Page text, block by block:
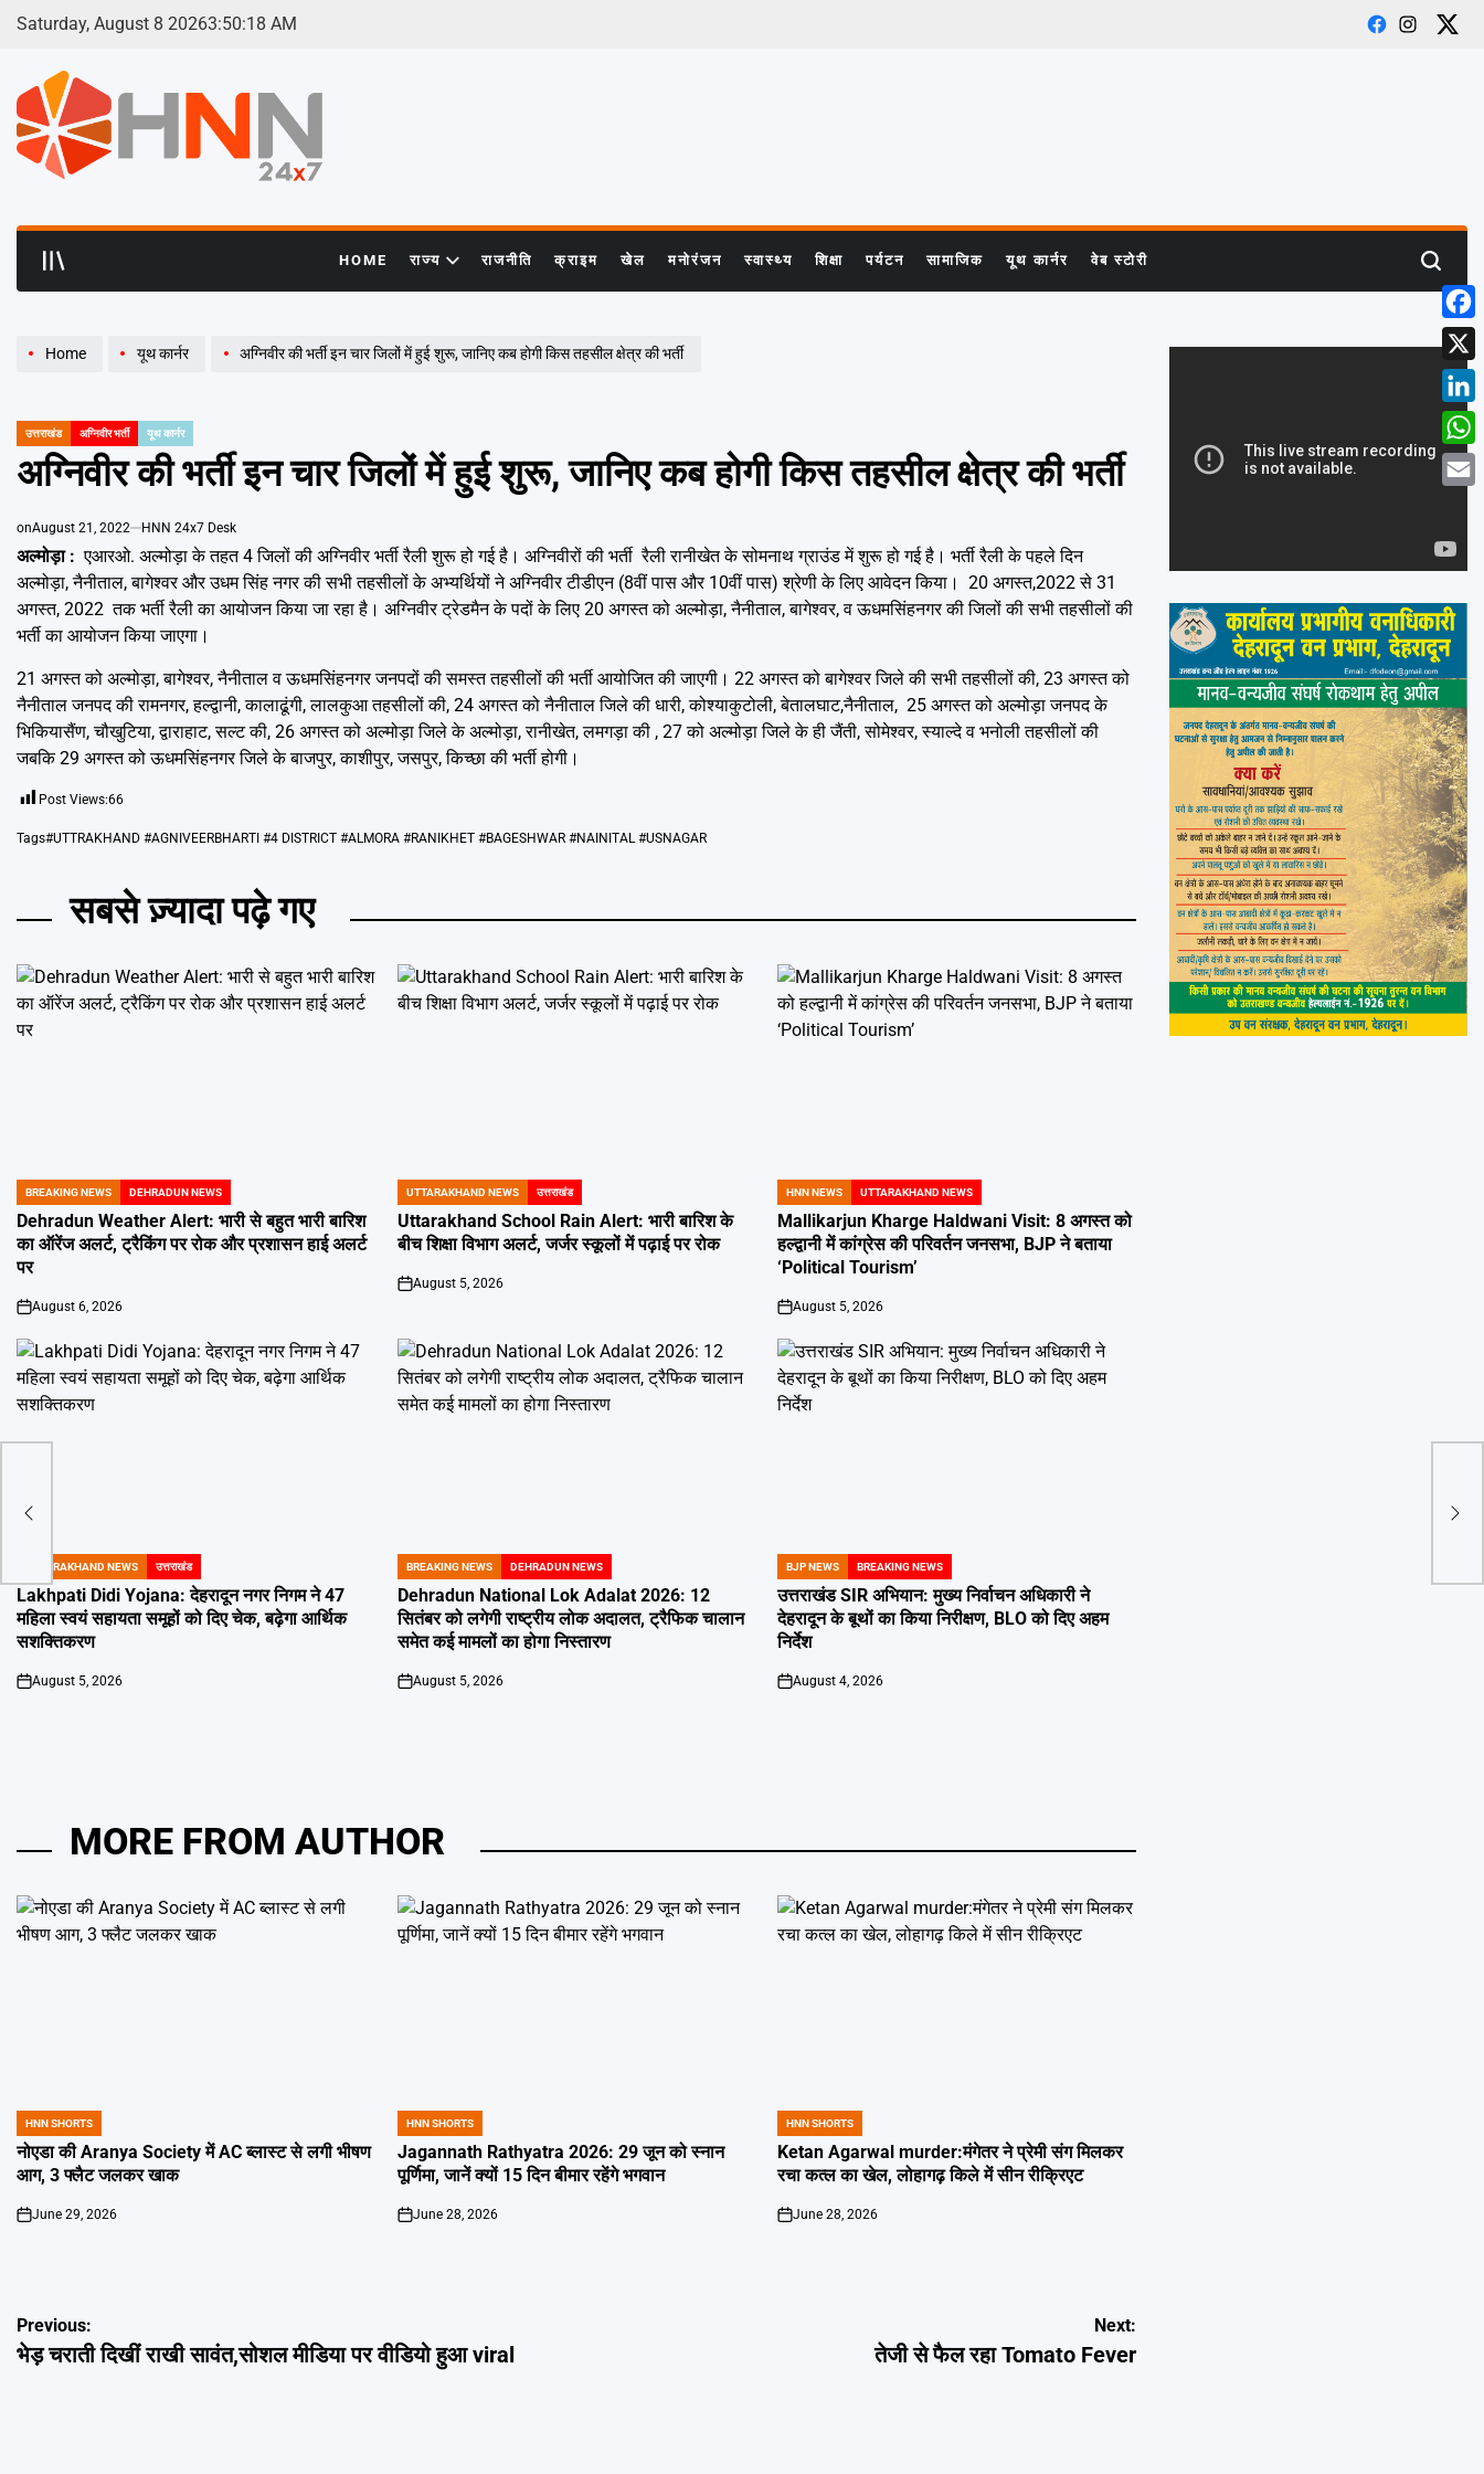
Skip
Saturday, August 8 20263:50:19 AM
FacebookX
HOME राज्य राजनीति क्राइम खेल मनोरंजन स्वास्थ्य शिक्षा पर्यटन सामाजिक यूथ कार्नर वेब स्टोरी Search
Home यूथ कार्नर अग्निवीर की भर्ती इन चार जिलों में हुई शुरू, जानिए कब होगी किस तहसील क्षेत्र की भर्ती
POSTED
उत्तराखंड अग्निवीर भर्ती यूथ कार्नर
अग्निवीर की भर्ती इन चार जिलों में हुई शुरू, जानिए कब होगी किस तहसील क्षेत्र की भर्ती
onAugust 21, 2022 HNN 24x7 Desk
अल्मोड़ा : एआरओ. अल्मोड़ा के तहत 4 जिलों की अग्निवीर भर्ती रैली शुरू हो गई है। अग्निवीरों की भर्ती रैली रानीखेत के सोमनाथ ग्राउंड में शुरू हो गई है। भर्ती रैली के पहले दिन
अल्मोड़ा, नैनीताल, बागेश्वर और उधम सिंह नगर की सभी तहसीलों के अभ्यर्थियों ने अग्निवीर टीडीएन (8वीं पास और 10वीं पास) श्रेणी के लिए आवेदन किया। 20 अगस्त,2022 से 31
अगस्त, 2022 तक भर्ती रैली का आयोजन किया जा रहा है। अग्निवीर ट्रेडमैन के पदों के लिए 20 अगस्त को अल्मोड़ा, नैनीताल, बागेश्वर, व ऊधमसिंहनगर की जिलों की सभी तहसीलों की
भर्ती का आयोजन किया जाएगा।
21 अगस्त को अल्मोड़ा, बागेश्वर, नैनीताल व ऊधमसिंहनगर जनपदों की समस्त तहसीलों की भर्ती आयोजित की जाएगी। 22 अगस्त को बागेश्वर जिले की सभी तहसीलों की, 23 अगस्त को
नैनीताल जनपद की रामनगर, हल्द्वानी, कालाढूंगी, लालकुआ तहसीलों की, 24 अगस्त को नैनीताल जिले की धारी, कोश्याकुटोली, बेतालघाट,नैनीताल, 25 अगस्त को अल्मोड़ा जनपद के
भिकियासैंण, चौखुटिया, द्वाराहाट, सल्ट की, 26 अगस्त को अल्मोड़ा जिले के अल्मोड़ा, रानीखेत, लमगड़ा की , 27 को अल्मोड़ा जिले के ही जैंती, सोमेश्वर, स्याल्दे व भनोली तहसीलों की
जबकि 29 अगस्त को ऊधमसिंहनगर जिले के बाजपुर, काशीपुर, जसपुर, किच्छा की भर्ती होगी।
Post Views:66
Tags#UTTRAKHAND #AGNIVEERBHARTI #4 DISTRICT #ALMORA #RANIKHET #BAGESHWAR #NAINITAL #USNAGAR
सबसे ज़्यादा पढ़े गए
POSTED
IN
BREAKING NEWS DEHRADUN NEWS
Dehradun Weather Alert: भारी से बहुत भारी बारिश
का ऑरेंज अलर्ट, ट्रैकिंग पर रोक और प्रशासन हाई अलर्ट
पर
on
August 6, 2026
POSTED
IN
UTTARAKHAND NEWS उत्तराखंड
Uttarakhand School Rain Alert: भारी बारिश के
बीच शिक्षा विभाग अलर्ट, जर्जर स्कूलों में पढ़ाई पर रोक
on
August 5, 2026
POSTED
IN
HNN NEWS UTTARAKHAND NEWS
Mallikarjun Kharge Haldwani Visit: 8 अगस्त को
हल्द्वानी में कांग्रेस की परिवर्तन जनसभा, BJP ने बताया
‘Political Tourism’
on
August 5, 2026
POSTED
IN
UTTARAKHAND NEWS उत्तराखंड
Lakhpati Didi Yojana: देहरादून नगर निगम ने 47
महिला स्वयं सहायता समूहों को दिए चेक, बढ़ेगा आर्थिक
सशक्तिकरण
on
August 5, 2026
POSTED
IN
BREAKING NEWS DEHRADUN NEWS
Dehradun National Lok Adalat 2026: 12
सितंबर को लगेगी राष्ट्रीय लोक अदालत, ट्रैफिक चालान
समेत कई मामलों का होगा निस्तारण
on
August 5, 2026
POSTED
IN
BJP NEWS BREAKING NEWS
उत्तराखंड SIR अभियान: मुख्य निर्वाचन अधिकारी ने
देहरादून के बूथों का किया निरीक्षण, BLO को दिए अहम
निर्देश
on
August 4, 2026
MORE FROM AUTHOR
POSTED
IN
HNN SHORTS
नोएडा की Aranya Society में AC ब्लास्ट से लगी भीषण
आग, 3 फ्लैट जलकर खाक
on
June 29, 2026
POSTED
IN
HNN SHORTS
Jagannath Rathyatra 2026: 29 जून को स्नान
पूर्णिमा, जानें क्यों 15 दिन बीमार रहेंगे भगवान
on
June 28, 2026
POSTED
IN
HNN SHORTS
Ketan Agarwal murder:मंगेतर ने प्रेमी संग मिलकर
रचा कत्ल का खेल, लोहागढ़ किले में सीन रीक्रिएट
on
June 28, 2026
Post
navigation
Previous:
भेड़ चराती दिखीं राखी सावंत,सोशल मीडिया पर वीडियो हुआ viral
Next:
तेजी से फैल रहा Tomato Fever
X